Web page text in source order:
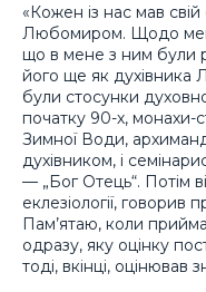
«Кожен із нас мав
Любомиром. Щодо
що в мене з ним були
його ще як духівника
були стосунки
початку 90-х, монахи-
Зимної Води,
духівником, і
— „Бог Отець“. Потім
еклезіології, говорив
Пам’ятаю, коли
одразу, яку оцінку
тоді, вкінці, оцінював